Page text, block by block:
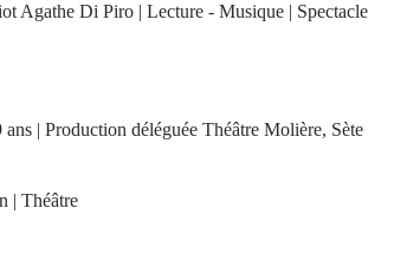
Agathe Di Piro | Lecture - Musique | Spectacle
| Production déléguée Théâtre Molière, Sète
| Théâtre